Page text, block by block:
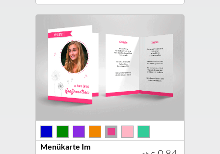
Menükarte Im